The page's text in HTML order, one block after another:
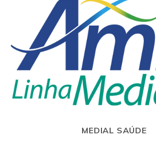
MEDIAL SAÚDE